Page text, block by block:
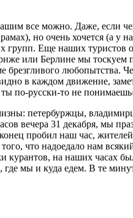
все можно. Даже, если
но очень хочется (а у
групп. Еще наших туристов
или Берлине мы
любопытства.
в каждом движение,
ты по-русски-то не
петербуржцы,
вечера 31 декабря, мы
пробил наш час,
что надоедало нам
курантов, на наших часах
где мы и куда едем. В те